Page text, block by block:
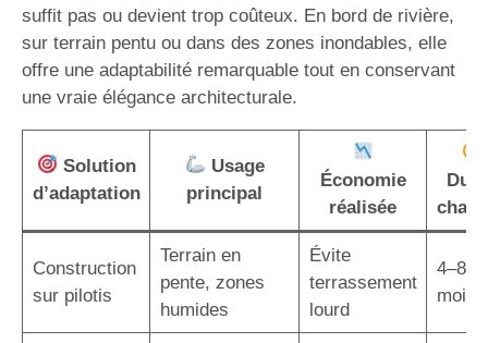
suffit pas ou devient trop coûteux. En bord de rivière,
sur terrain pentu ou dans des zones inondables, elle
offre une adaptabilité remarquable tout en conservant
une vraie élégance architecturale.
Solution
d’adaptation
Usage
principal
Économie
réalisée
Construction
sur pilotis
Terrain en
pente, zones
humides
Évite
terrassement
lourd
4–8
mois